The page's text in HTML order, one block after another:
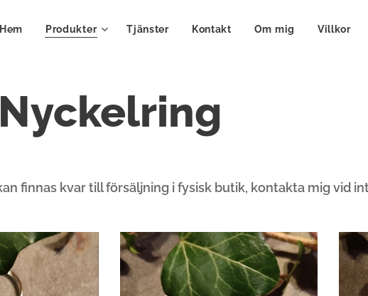
Hem Produkter Tjänster Kontakt Om mig Villkor
Nyckelring
finnas kvar till försäljning i fysisk butik, kontakta mig vid